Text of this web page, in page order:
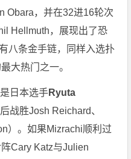
Obara，并在32进16轮次
Hellmuth，展现出了恐
八条金手链，同样入选扑
大热门之一。
日本选手Ryuta
战胜Josh Reichard、
）。如果Mizrachi顺利过
Cary Katz与Julien